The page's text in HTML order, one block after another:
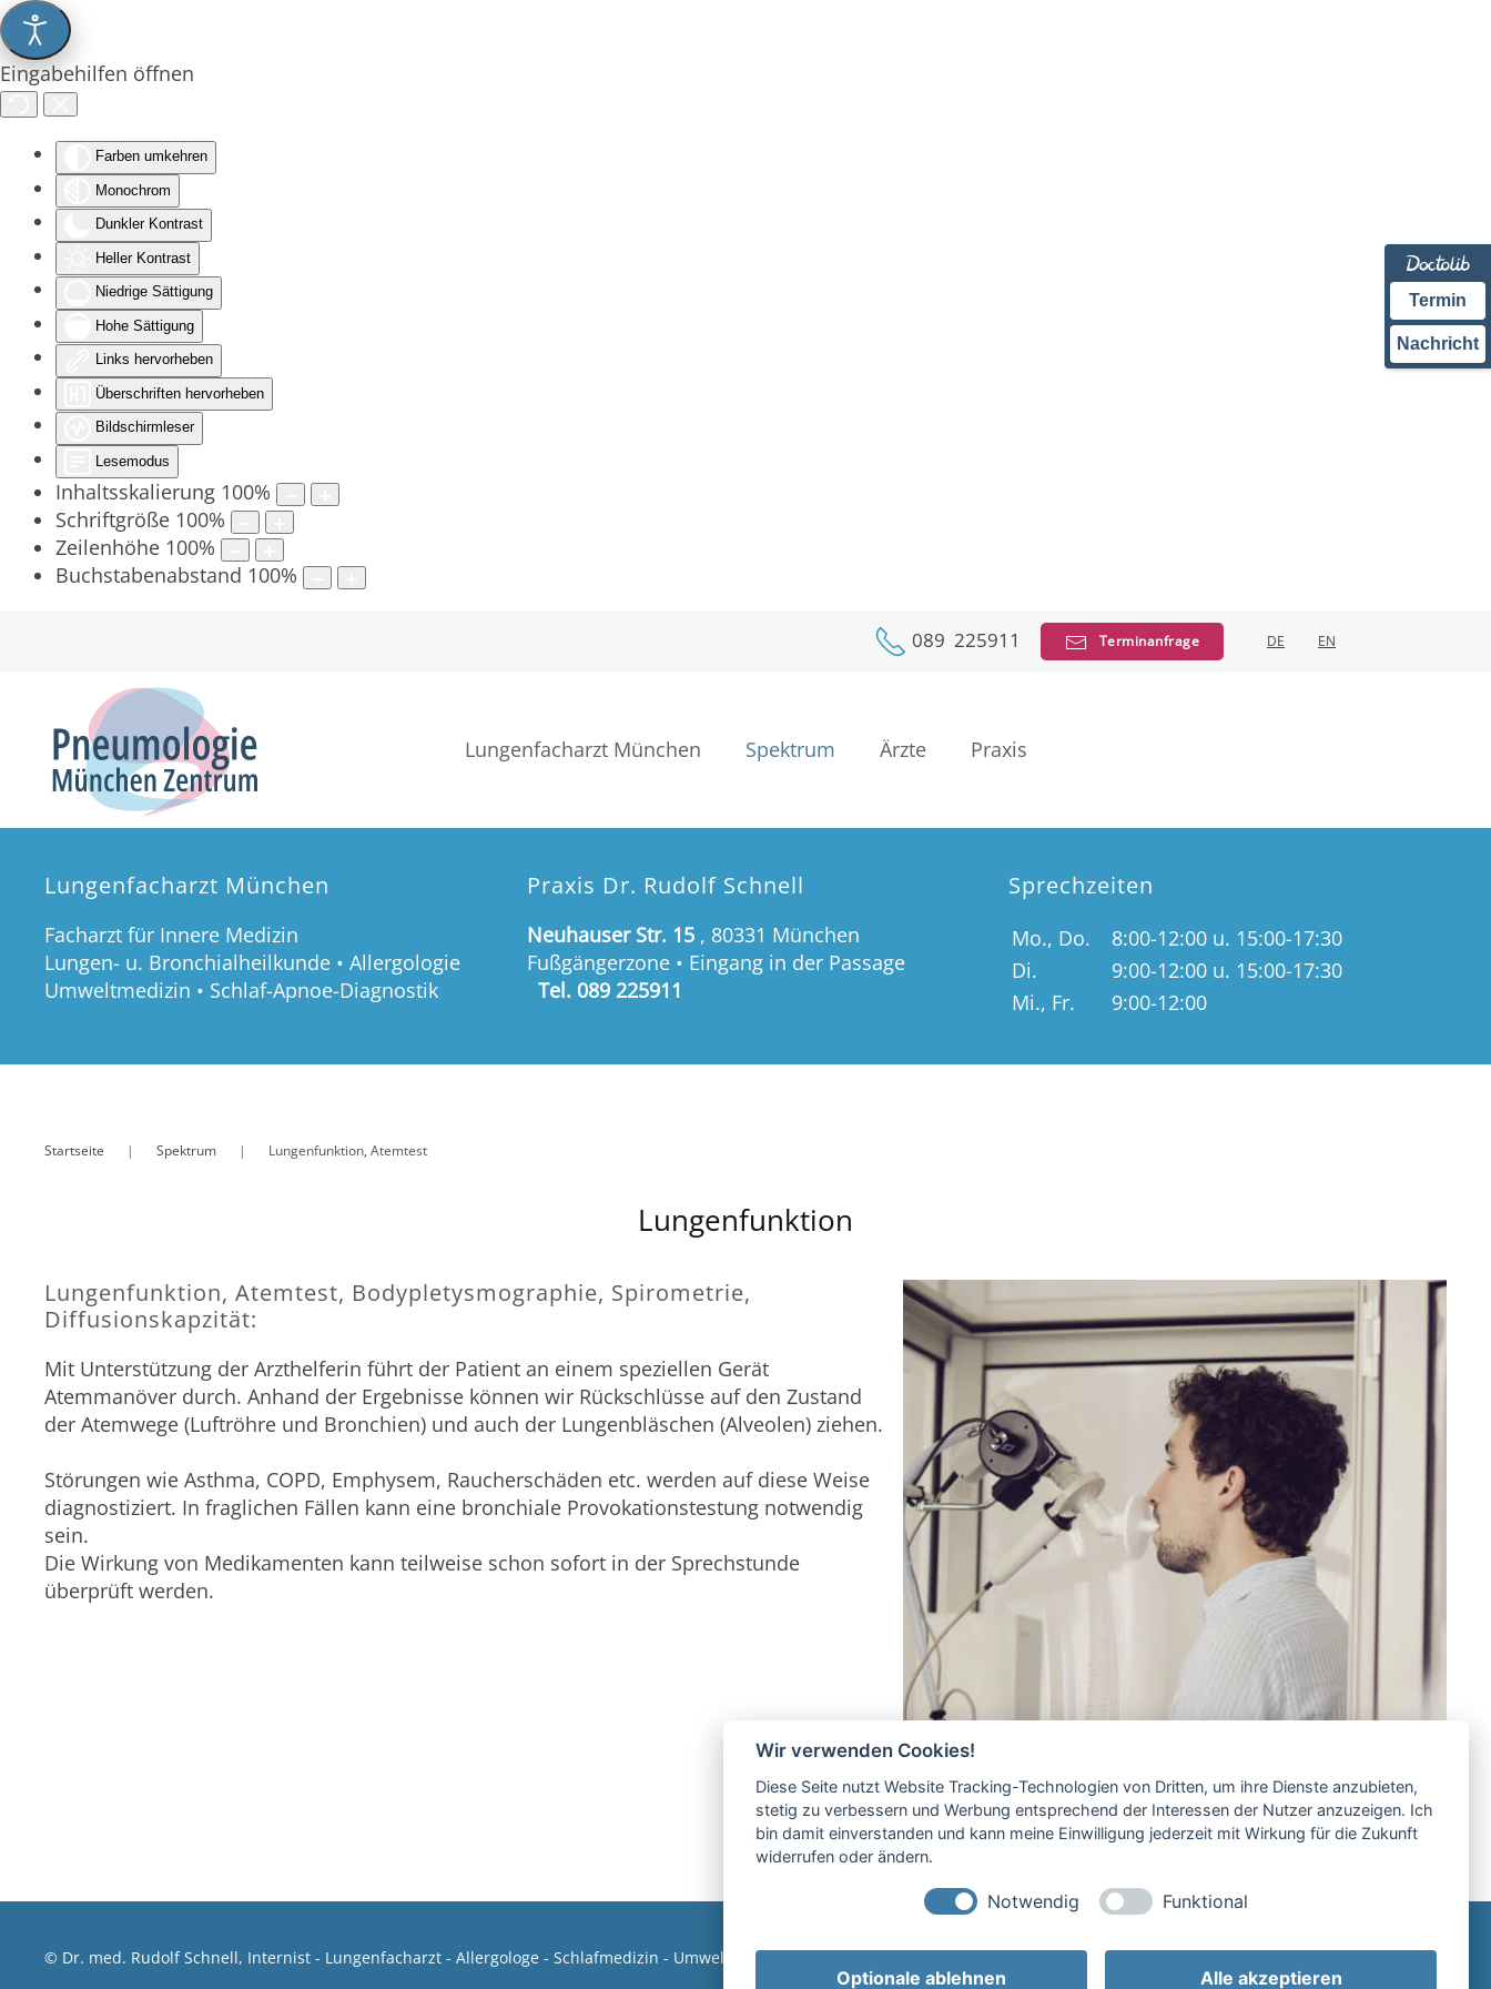
Eingabehilfen öffnen
Farben umkehren
Monochrom
Dunkler Kontrast
Heller Kontrast
Niedrige Sättigung
Hohe Sättigung
Links hervorheben
Überschriften hervorheben
Bildschirmleser
Lesemodus
Inhaltsskalierung 100%
Schriftgröße 100%
Zeilenhöhe 100%
Buchstabenabstand 100%
089 225911 Terminanfrage DE EN
Lungenfacharzt München Spektrum Ärzte Praxis
Lungenfacharzt München
Facharzt für Innere Medizin
Lungen- u. Bronchialheilkunde • Allergologie
Umweltmedizin • Schlaf-Apnoe-Diagnostik
Praxis Dr. Rudolf Schnell
Neuhauser Str. 15, 80331 München
Fußgängerzone • Eingang in der Passage
Tel. 089 225911
Sprechzeiten
Mo., Do.
8:00-12:00 u. 15:00-17:30
Di.
9:00-12:00 u. 15:00-17:30
Mi., Fr.
9:00-12:00
Startseite Spektrum Lungenfunktion, Atemtest
Lungenfunktion
Lungenfunktion, Atemtest, Bodypletysmographie, Spirometrie,
Diffusionskapzität:
Mit Unterstützung der Arzthelferin führt der Patient an einem speziellen Gerät
Atemmanöver durch. Anhand der Ergebnisse können wir Rückschlüsse auf den Zustand
der Atemwege (Luftröhre und Bronchien) und auch der Lungenbläschen (Alveolen) ziehen.
Störungen wie Asthma, COPD, Emphysem, Raucherschäden etc. werden auf diese Weise
diagnostiziert. In fraglichen Fällen kann eine bronchiale Provokationstestung notwendig
sein.
Die Wirkung von Medikamenten kann teilweise schon sofort in der Sprechstunde
überprüft werden.
© Dr. med. Rudolf Schnell, Internist - Lungenfacharzt - Allergologe - Schlafmedizin - Umweltmedizin, München
Impressum
Termin
Nachricht
Wir verwenden Cookies!
Diese Seite nutzt Website Tracking-Technologien von Dritten, um ihre Dienste anzubieten,
stetig zu verbessern und Werbung entsprechend der Interessen der Nutzer anzuzeigen. Ich
bin damit einverstanden und kann meine Einwilligung jederzeit mit Wirkung für die Zukunft
widerrufen oder ändern.
Notwendig Funktional
Optionale ablehnen Alle akzeptieren